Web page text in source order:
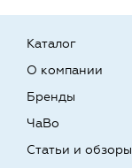
Каталог
О компании
Бренды
ЧаВо
Статьи и обзоры